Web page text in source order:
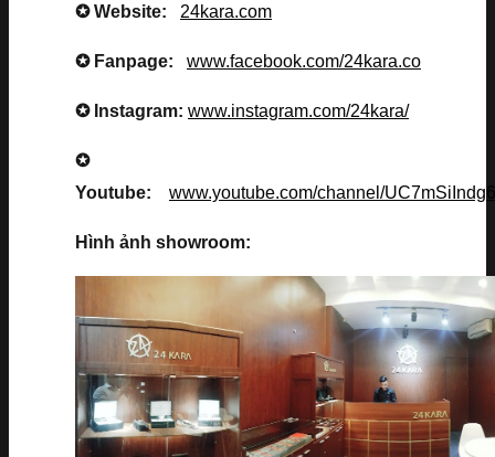
✪ Website: 24kara.com
✪ Fanpage: www.facebook.com/24kara.co
✪ Instagram: www.instagram.com/24kara/
✪
Youtube: www.youtube.com/channel/
Hình ảnh showroom: